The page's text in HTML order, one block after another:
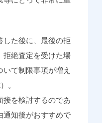
た後に、最後の拒
拒絶査定を受けた場
て制限事項が増え
。
を検討するのであ
通知後がおすすめで